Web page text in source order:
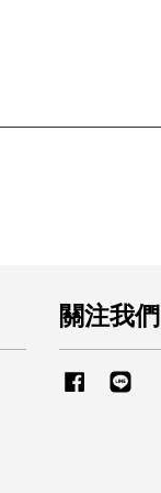
關注我們
Facebook